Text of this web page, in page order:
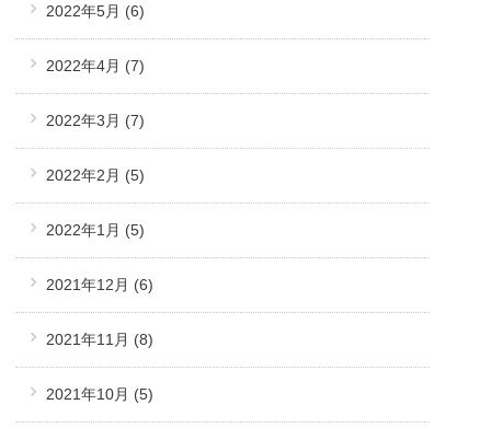
2022年5月 (6)
2022年4月 (7)
2022年3月 (7)
2022年2月 (5)
2022年1月 (5)
2021年12月 (6)
2021年11月 (8)
2021年10月 (5)